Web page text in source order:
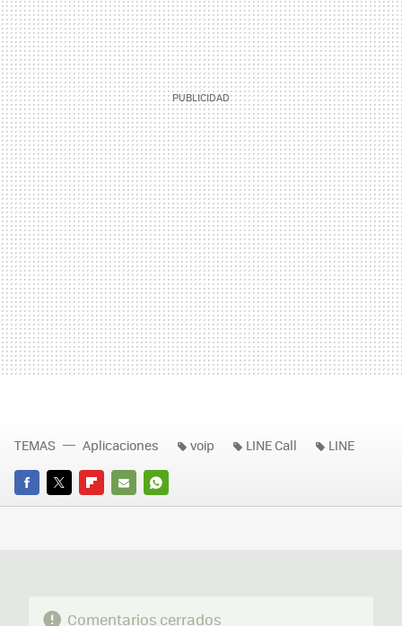
FACEBOOK
TWITTERFLIPBOARD
E-
WHATSAPP
TEMAS Aplicaciones voip LINE Call LINE
Comentarios cerrados